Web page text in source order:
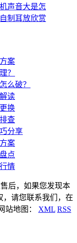
声音大是怎
制耳放欣赏
案​
？​
么破？​
读​
换​
查​
分享​
案​
点​
情​
后，如果您发现本
，请您联系我们，在
站地图： XML RSS